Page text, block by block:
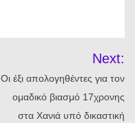
Next:
Οι έξι απολογηθέντες για τον
ομαδικό βιασμό 17χρονης
στα Χανιά υπό δικαστική